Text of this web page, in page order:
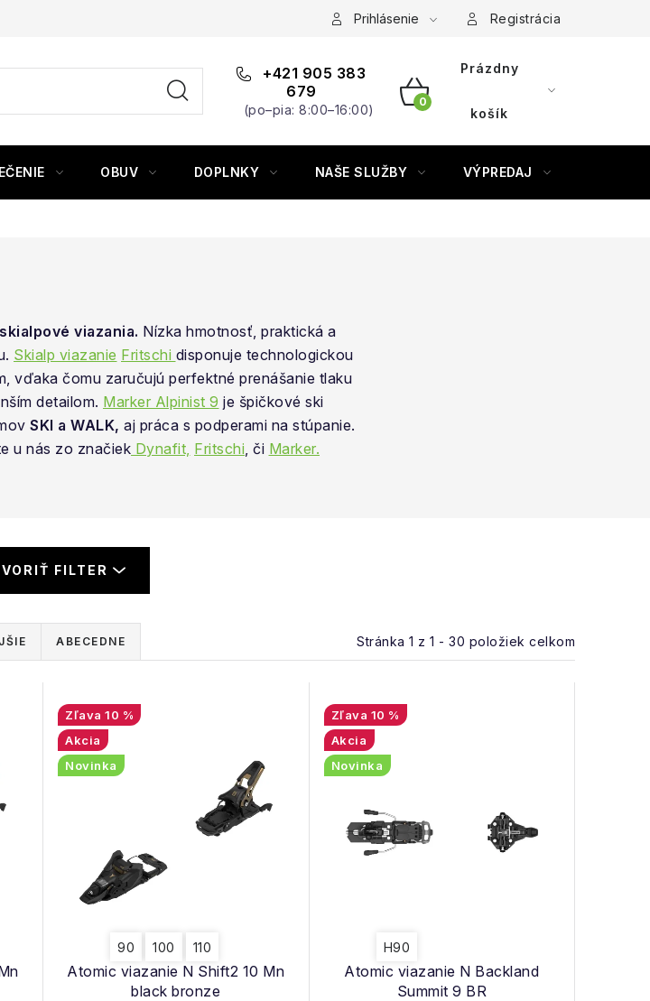
Prihlásenie Registrácia
+421 905 383
679
(po–pia: 8:00–16:00) NÁKUPNÝ
Prázdny
košík
OBUV DOPLNKY NAŠE SLUŽBY VÝPREDAJ
skialpové viazania. Nízka hmotnosť, praktická a
Skialp viazanie Fritschi disponuje technologickou
vďaka čomu zaručujú perfektné prenášanie tlaku
detailom. Marker Alpinist 9 je špičkové ski
SKI a WALK, aj práca s podperami na stúpanie.
u nás zo značiek Dynafit, Fritschi, či Marker.
FILTER
Stránka 1 z 1 - 30 položiek celkom
ABECEDNE
Atomic viazanie N Shift2 10 Mn
black bronze
10 %
Akcia
Novinka
90 100 110
Atomic viazanie N Backland
Summit 9 BR
10 %
Akcia
Novinka
H90